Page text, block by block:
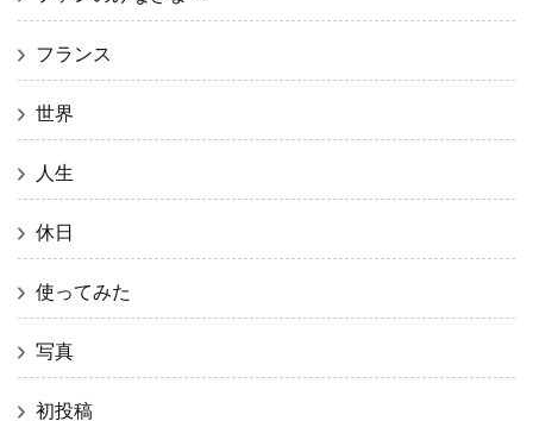
フランス
世界
人生
休日
使ってみた
写真
初投稿